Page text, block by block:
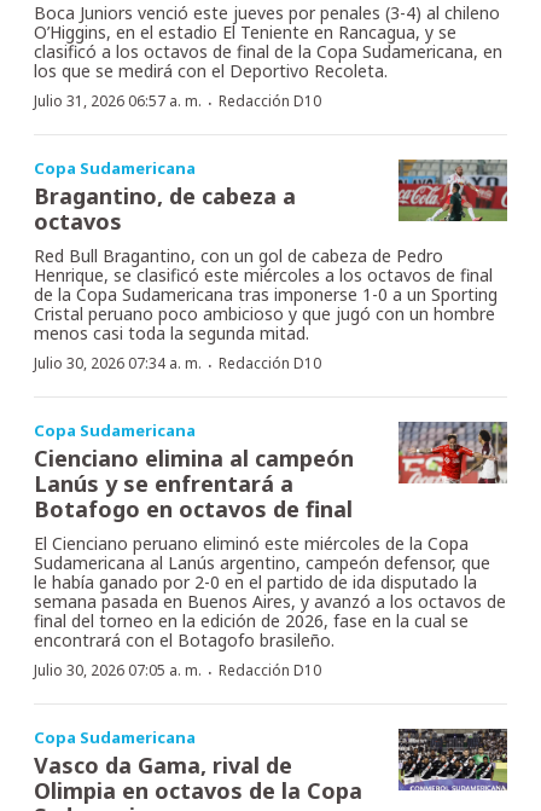
Boca Juniors venció este jueves por penales (3-4) al chileno
O’Higgins, en el estadio El Teniente en Rancagua, y se
clasificó a los octavos de final de la Copa Sudamericana, en
los que se medirá con el Deportivo Recoleta.
Julio 31, 2026 06:57 a. m. · Redacción D10
Copa Sudamericana
Bragantino, de cabeza a
octavos
Red Bull Bragantino, con un gol de cabeza de Pedro
Henrique, se clasificó este miércoles a los octavos de final
de la Copa Sudamericana tras imponerse 1-0 a un Sporting
Cristal peruano poco ambicioso y que jugó con un hombre
menos casi toda la segunda mitad.
Julio 30, 2026 07:34 a. m. · Redacción D10
Copa Sudamericana
Cienciano elimina al campeón
Lanús y se enfrentará a
Botafogo en octavos de final
El Cienciano peruano eliminó este miércoles de la Copa
Sudamericana al Lanús argentino, campeón defensor, que
le había ganado por 2-0 en el partido de ida disputado la
semana pasada en Buenos Aires, y avanzó a los octavos de
final del torneo en la edición de 2026, fase en la cual se
encontrará con el Botagofo brasileño.
Julio 30, 2026 07:05 a. m. · Redacción D10
Copa Sudamericana
Vasco da Gama, rival de
Olimpia en octavos de la Copa